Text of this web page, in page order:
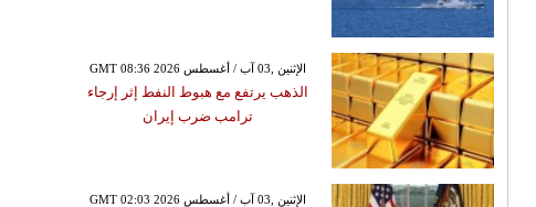
GMT 08:36 2026 الإثنين ,03 آب / أغسطس
الذهب يرتفع مع هبوط النفط إثر إرجاء
ترامب ضرب إيران
GMT 02:03 2026 الإثنين ,03 آب / أغسطس